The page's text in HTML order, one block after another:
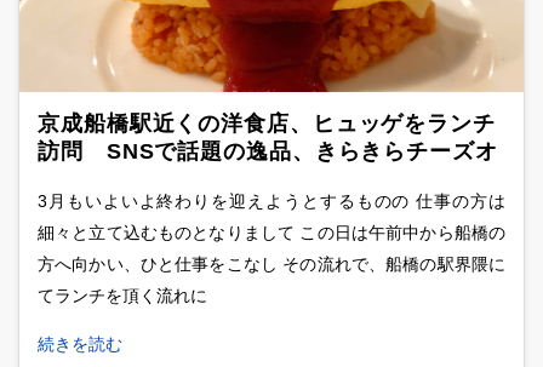
京成船橋駅近くの洋食店、ヒュッゲをランチ
訪問 SNSで話題の逸品、きらきらチーズオ
3月もいよいよ終わりを迎えようとするものの 仕事の方は
細々と立て込むものとなりまして この日は午前中から船橋の
方へ向かい、ひと仕事をこなし その流れで、船橋の駅界隈に
てランチを頂く流れに
続きを読む